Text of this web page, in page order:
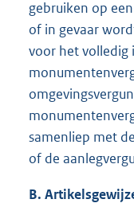
gebruiken op
of in gevaar
voor het volledig
samenliep met
of de
B.